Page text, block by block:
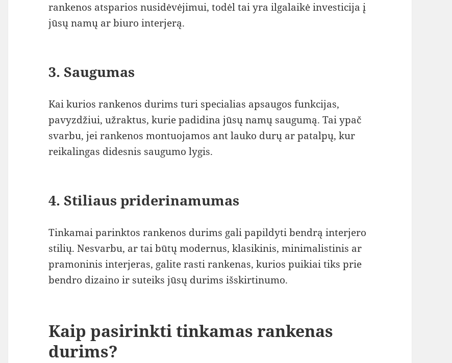
rankenos atsparios nusidėvėjimui, todėl tai yra ilgalaikė investicija į
jūsų namų ar biuro interjerą.
3.Saugumas
Kai kurios rankenos durims turi specialias apsaugos funkcijas,
pavyzdžiui, užraktus, kurie padidina jūsų namų saugumą. Tai ypač
svarbu, jei rankenos montuojamos ant lauko durų ar patalpų, kur
reikalingas didesnis saugumo lygis.
4.Stiliaus priderinamumas
Tinkamai parinktos rankenos durims gali papildyti bendrą interjero
stilių. Nesvarbu, ar tai būtų modernus, klasikinis, minimalistinis ar
pramoninis interjeras, galite rasti rankenas, kurios puikiai tiks prie
bendro dizaino ir suteiks jūsų durims išskirtinumo.
Kaip pasirinkti tinkamas rankenas
durims?